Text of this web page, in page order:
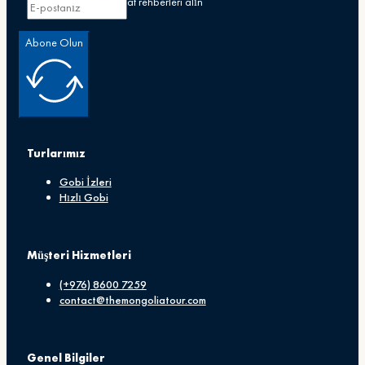
Abone Olun
Turlarımız
Gobi İzleri
Hızlı Gobi
Müşteri Hizmetleri
(+976) 8600 7259
contact@themongoliatour.com
Genel Bilgiler